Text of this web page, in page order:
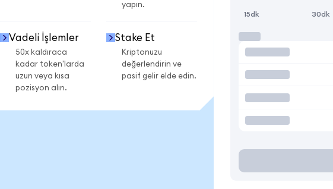
yapın.
Vadeli İşlemler
50x kaldıraca
kadar token'larda
uzun veya kısa
pozisyon alın.
Stake Et
Kriptonuzu
değerlendirin ve
pasif gelir elde edin.
15dk 30dk